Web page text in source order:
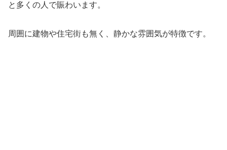
と多くの人で賑わいます。
周囲に建物や住宅街も無く、静かな雰囲気が特徴です。